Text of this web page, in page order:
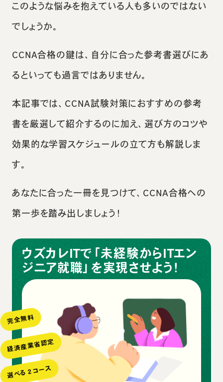
このような悩みを抱えている人も多いのではない
でしょうか。
CCNA合格の鍵は、自分に合った参考書選びにあ
るといっても過言ではありません。
本記事では、CCNA試験対策におすすめの参考
書を厳選して紹介するのに加え、選び方のコツや
効果的な学習スケジュールの立て方も解説しま
す。
あなたに合った一冊を見つけて、CCNA合格への
第一歩を踏み出しましょう！
ウズカレITで「未経験からITエン
ジニア就職」を実現させよう！
完全無料
経済産業省認定
選べる２コース